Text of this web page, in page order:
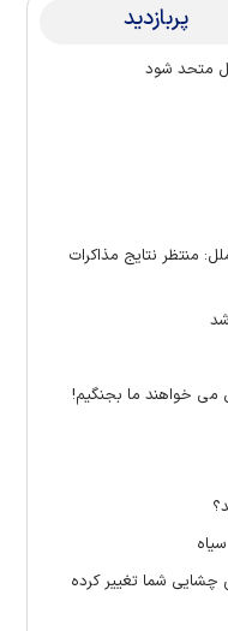
پربازدید
متحد شود
ملل: منتظر نتایج مذاکرات
می خواهند ما بجنگیم!
شما تغییر کرده